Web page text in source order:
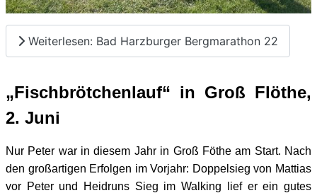
Weiterlesen: Bad Harzburger Bergmarathon 22
„Fischbrötchenlauf“ in Groß Flöthe,
2. Juni
Nur Peter war in diesem Jahr in Groß Föthe am Start. Nach
den großartigen Erfolgen im Vorjahr: Doppelsieg von Mattias
vor Peter und Heidruns Sieg im Walking lief er ein gutes